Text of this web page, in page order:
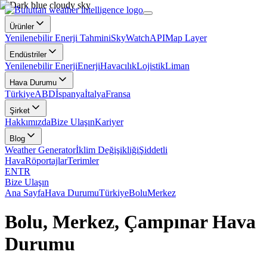
Ürünler
Yenilenebilir Enerji TahminiSkyWatchAPIMap Layer
Endüstriler
Yenilenebilir EnerjiEnerjiHavacılıkLojistikLiman
Hava Durumu
TürkiyeABDİspanyaİtalyaFransa
Şirket
HakkımızdaBize UlaşınKariyer
Blog
Weather Generatorİklim DeğişikliğiŞiddetli
HavaRöportajlarTerimler
ENTR
Bize Ulaşın
Ana SayfaHava DurumuTürkiyeBoluMerkez
Bolu, Merkez, Çampınar Hava
Durumu